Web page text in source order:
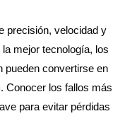
precisión, velocidad y
mejor tecnología, los
pueden convertirse en
Conocer los fallos más
para evitar pérdidas